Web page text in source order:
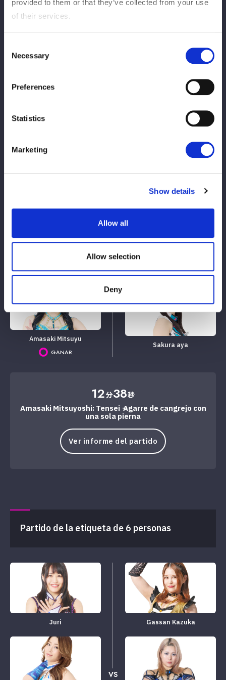
provided to them or that they’ve collected from your use
of their services.
Selection
Necessary
Preferences
Statistics
Marketing
Show details
Allow all
Allow selection
Deny
Ver informe del partido
Partido de la etiqueta de 6 personas
Amasaki Mitsuyu
GANAR
VS
PERDER
Sakura aya
12分38秒
Amasaki Mitsuyoshi: Tensei → Agarre de cangrejo con
una sola pierna
Ver informe del partido
Partido de la etiqueta de 6 personas
Juri
VS
Gassan Kazuka